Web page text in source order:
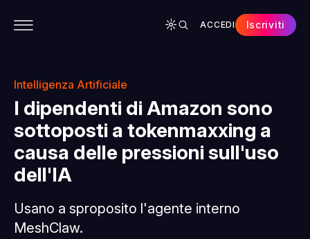
ACCEDI Iscriviti
Intelligenza Artificiale
I dipendenti di Amazon sono
sottoposti a tokenmaxxing a
causa delle pressioni sull'uso
dell'IA
Usano a sproposito l'agente interno
MeshClaw.